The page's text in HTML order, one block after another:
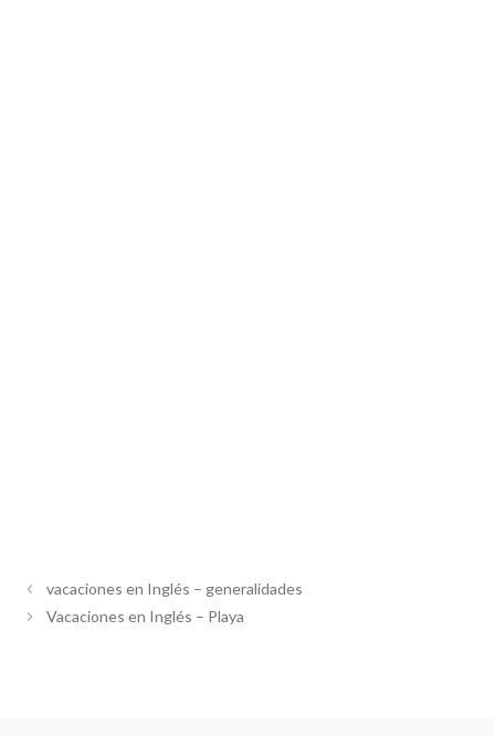
vacaciones en Inglés – generalidades
Vacaciones en Inglés – Playa